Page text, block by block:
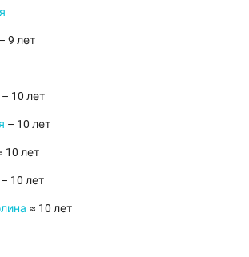
– 9 лет
– 10 лет
– 10 лет
10 лет
– 10 лет
≈ 10 лет